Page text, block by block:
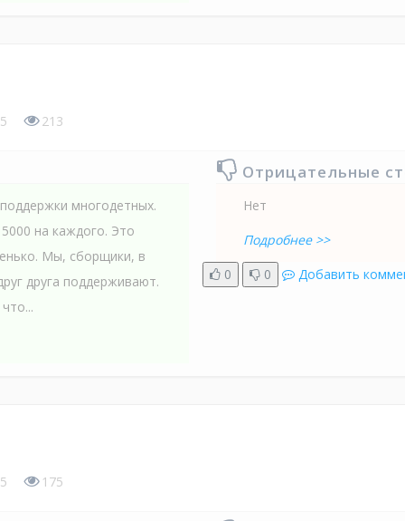
213
многодетных.
на каждого. Это
Мы, сборщики, в
друга поддерживают.
Отрицательные
Нет
Подробнее >>
0
0 Добавить
175